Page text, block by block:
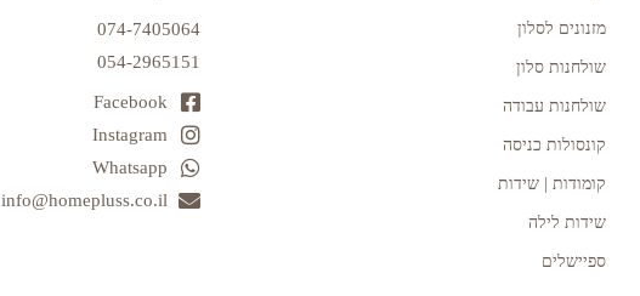
מזנונים לסלון
שולחנות סלון
שולחנות עבודה
קונסולות כניסה
קומודות | שידות
שידות לילה
ספיישלים
074-7405064
054-2965151
Facebook
Instagram
Whatsapp
info@homepluss.co.il